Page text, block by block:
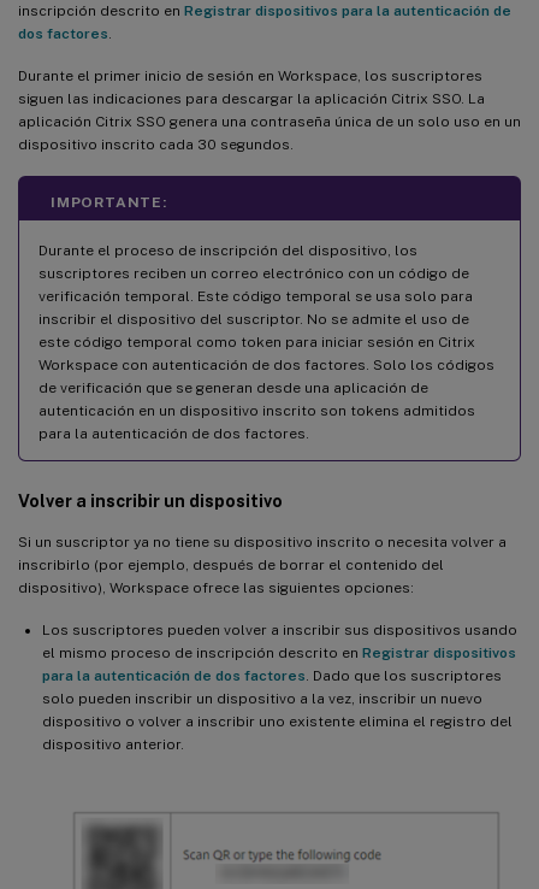
inscripción descrito en Registrar dispositivos para la autenticación de
dos factores
Durante el primer inicio de sesión en Workspace, los suscriptores
siguen las indicaciones para descargar la aplicación Citrix SSO. La
aplicación Citrix SSO genera una contraseña única de un solo uso en un
dispositivo inscrito cada 30 segundos.
IMPORTANTE:
Durante el proceso de inscripción del dispositivo, los
suscriptores reciben un correo electrónico con un código de
verificación temporal. Este código temporal se usa solo para
inscribir el dispositivo del suscriptor. No se admite el uso de
este código temporal como token para iniciar sesión en Citrix
Workspace con autenticación de dos factores. Solo los códigos
de verificación que se generan desde una aplicación de
autenticación en un dispositivo inscrito son tokens admitidos
para la autenticación de dos factores.
Volver a inscribir un dispositivo
Si un suscriptor ya no tiene su dispositivo inscrito o necesita volver a
inscribirlo (por ejemplo, después de borrar el contenido del
dispositivo), Workspace ofrece las siguientes opciones:
Los suscriptores pueden volver a inscribir sus dispositivos usando
el mismo proceso de inscripción descrito en Registrar dispositivos
para la autenticación de dos factores . Dado que los suscriptores
solo pueden inscribir un dispositivo a la vez, inscribir un nuevo
dispositivo o volver a inscribir uno existente elimina el registro del
dispositivo anterior.